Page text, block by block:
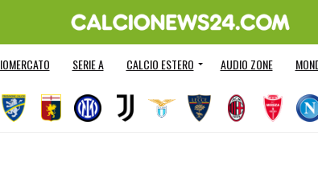
SERIE A CALCIO ESTERO AUDIO ZONE